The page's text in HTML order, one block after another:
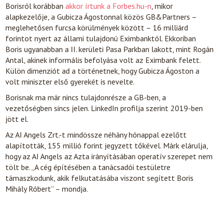
Borisról korábbanakkor írtunk a Forbes.hu-n , mikor
alapkezelője, a Gubicza Ágostonnal közös GB&Partners –
meglehetősen furcsa körülmények között – 16 milliárd
forintot nyert az állami tulajdonú Eximbanktól. Ekkoriban
Boris ugyanabban a II. kerületi Pasa Parkban lakott, mint Rogán
Antal, akinek informális befolyása volt az Eximbank felett.
Külön dimenziót ad a történetnek, hogy Gubicza Ágoston a
volt miniszter első gyerekét is nevelte.
Borisnak ma már nincs tulajdonrésze a GB-ben, a
vezetőségben sincs jelen. LinkedIn profilja szerint 2019-ben
jött el.
Az AI Angels Zrt.-t mindössze néhány hónappal ezelőtt
alapították, 155 millió forint jegyzett tőkével. Márk elárulja,
hogy az AI Angels az Azta irányításában operatív szerepet nem
tölt be. „A cég építésében a tanácsadói testületre
támaszkodunk, akik felkutatásába viszont segített Boris
Mihály Róbert” – mondja.